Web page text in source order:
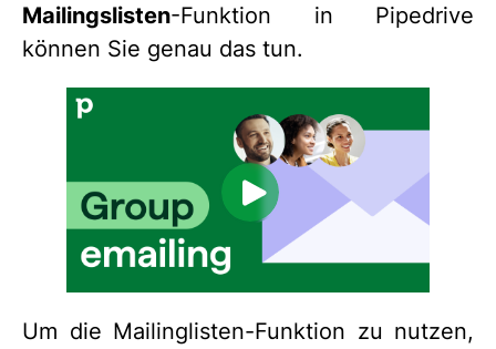
Mailingslisten-Funktion in Pipedrive
können Sie genau das tun.
Um die Mailinglisten-Funktion zu nutzen,